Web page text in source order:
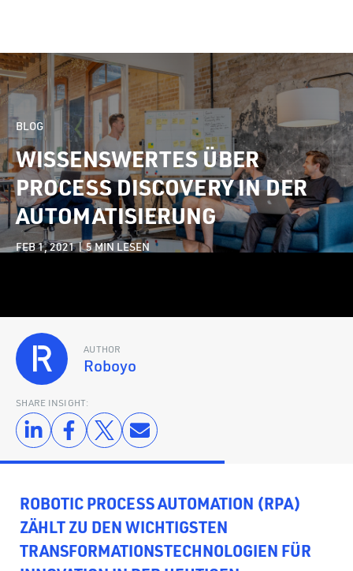
BLOG
WISSENSWERTES ÜBER
PROCESS DISCOVERY IN DER
AUTOMATISIERUNG
FEB 1, 2021 |5MIN LESEN
AUTHOR
Roboyo
SHARE INSIGHT:
ROBOTIC PROCESS AUTOMATION (RPA)
ZÄHLT ZU DEN WICHTIGSTEN
TRANSFORMATIONSTECHNOLOGIEN FÜR